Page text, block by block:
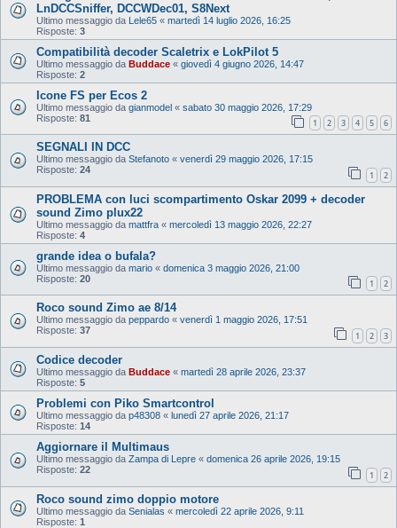
LnDCCSniffer, DCCWDec01, S8Next
Ultimo messaggio da Lele65 « martedì 14 luglio 2026, 16:25
Risposte: 3
Compatibilità decoder Scaletrix e LokPilot 5
Ultimo messaggio da Buddace « giovedì 4 giugno 2026, 14:47
Risposte: 2
Icone FS per Ecos 2
Ultimo messaggio da gianmodel « sabato 30 maggio 2026, 17:29
Risposte: 81 1 2 3 4 5 6
SEGNALI IN DCC
Ultimo messaggio da Stefanoto « venerdì 29 maggio 2026, 17:15
Risposte: 24 1 2
PROBLEMA con luci scompartimento Oskar 2099 + decoder
sound Zimo plux22
Ultimo messaggio da mattfra « mercoledì 13 maggio 2026, 22:27
Risposte: 4
grande idea o bufala?
Ultimo messaggio da mario « domenica 3 maggio 2026, 21:00
Risposte: 20 1 2
Roco sound Zimo ae 8/14
Ultimo messaggio da peppardo « venerdì 1 maggio 2026, 17:51
Risposte: 37 1 2 3
Codice decoder
Ultimo messaggio da Buddace « martedì 28 aprile 2026, 23:37
Risposte: 5
Problemi con Piko Smartcontrol
Ultimo messaggio da p48308 « lunedì 27 aprile 2026, 21:17
Risposte: 14
Aggiornare il Multimaus
Ultimo messaggio da Zampa di Lepre « domenica 26 aprile 2026, 19:15
Risposte: 22 1 2
Roco sound zimo doppio motore
Ultimo messaggio da Senialas « mercoledì 22 aprile 2026, 9:11
Risposte: 1